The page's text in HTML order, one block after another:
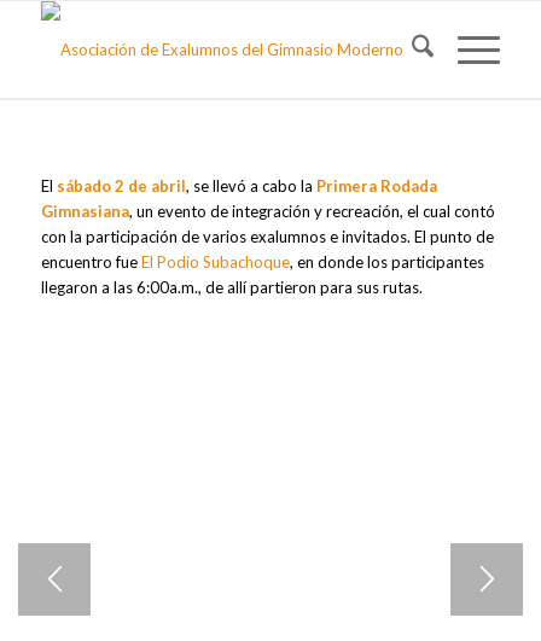
El sábado 2 de abril, se llevó a cabo la Primera Rodada
Gimnasiana, un evento de integración y recreación, el cual contó
con la participación de varios exalumnos e invitados. El punto de
encuentro fueEl Podio Subachoque, en donde los participantes
llegaron a las 6:00a.m., de allí partieron para sus rutas.